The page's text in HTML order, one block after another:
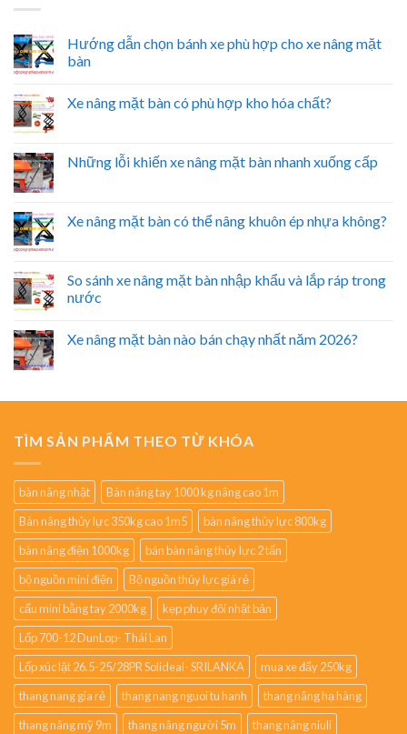
Hướng dẫn chọn bánh xe phù hợp cho xe nâng mặt
bàn
Xe nâng mặt bàn có phù hợp kho hóa chất?
Những lỗi khiến xe nâng mặt bàn nhanh xuống cấp
Xe nâng mặt bàn có thể nâng khuôn ép nhựa không?
So sánh xe nâng mặt bàn nhập khẩu và lắp ráp trong
nước
Xe nâng mặt bàn nào bán chạy nhất năm 2026?
TÌM SẢN PHẨM THEO TỪ KHÓA
bàn nâng nhật
Bàn nâng tay 1000 kg nâng cao 1m
Bàn nâng thủy lực 350kg cao 1m5
bàn nâng thủy lực 800kg
bàn nâng điện 1000kg
bán bàn nâng thủy lực 2 tấn
bộ nguồn mini điện
Bộ nguồn thủy lực giá rẻ
cẩu mini bằng tay 2000kg
kẹp phuy đôi nhật bản
Lốp 700-12 DunLop- Thái Lan
Lốp xúc lật 26.5-25/28PR Solideal- SRILANKA
mua xe đẩy 250kg
thang nang gia rẻ
thang nang nguoi tu hanh
thang nâng hạ hàng
thang nâng mỹ 9m
thang nâng người 5m
thang nâng niuli